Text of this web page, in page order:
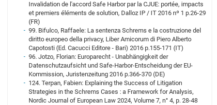
Invalidation de l'accord Safe Harbor par la CJUE: portée, impacts
et premiers éléments de solution, Dalloz IP / IT 2016 nº 1 p.26-29
(FR)
99. Bifulco, Raffaele: La sentenza Schrems e la costruzione del
diritto europeo della privacy, Liber Amicorum di Piero Alberto
Capotosti (Ed. Cacucci Editore - Bari) 2016 p.155-171 (IT)
96. Jotzo, Florian: Europarecht - Unabhängigkeit der
Datenschutzaufsicht und Safe-Harbor-Entscheidung der EU-
Kommission, Juristenzeitung 2016 p.366-370 (DE)
124. Terpan, Fabien: Explaining the Success of Litigation
Strategies in the Schrems Cases : a Framework for Analysis,
Nordic Journal of European Law 2024, Volume 7, n° 4, p. 28-48